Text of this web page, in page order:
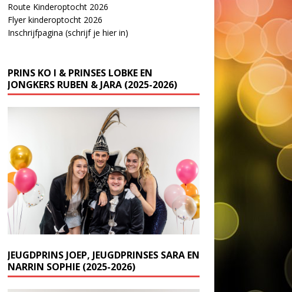
Route Kinderoptocht 2026
Flyer kinderoptocht 2026
Inschrijfpagina (schrijf je hier in)
PRINS KO I & PRINSES LOBKE EN
JONGKERS RUBEN & JARA (2025-2026)
JEUGDPRINS JOEP, JEUGDPRINSES SARA EN
NARRIN SOPHIE (2025-2026)